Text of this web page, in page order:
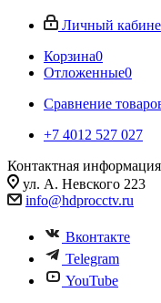
Личный
Корзина0
Отложенные0
Сравнение
+7 4012 527 027
Контактная информация
ул. А. Невского 223
info@hdprocctv.ru
Вконтакте
Telegram
YouTube